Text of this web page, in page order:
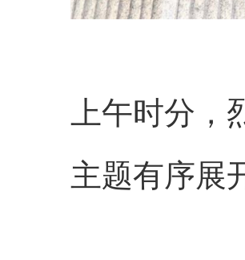
上午时分
主题有序展